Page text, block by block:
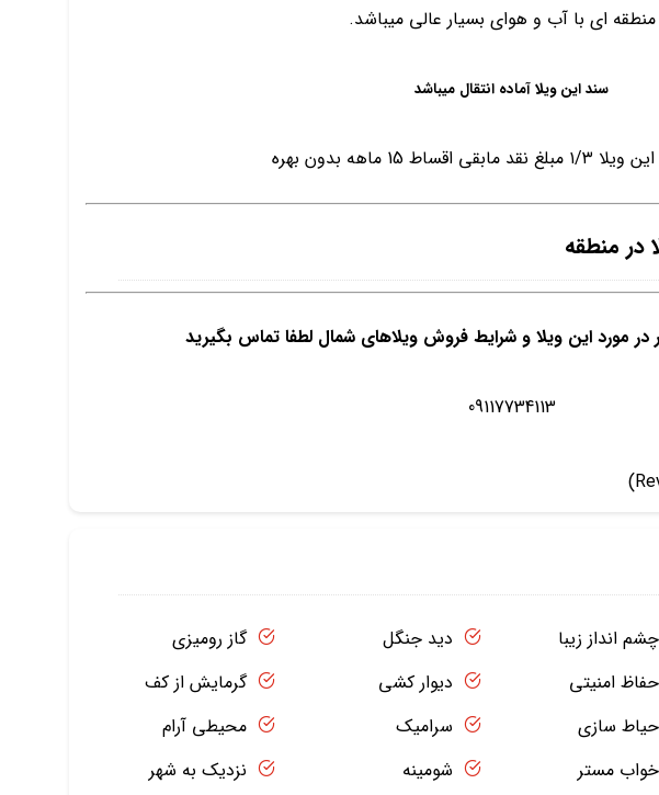
منطقه ای با آب و هوای بسیار عالی میباشد.
سند این ویلا آماده انتقال میباشد
15 ماهه بدون بهره
در منطقه
مورد این ویلا و شرایط فروش ویلاهای شمال لطفا تماس بگیرید
09117734113
چشم انداز زیبا
حفاظ امنیتی
حیاط سازی
خواب مستر
دید جنگل
دیوار کشی
سرامیک
شومینه
گاز رومیزی
گرمایش از کف
محیطی آرام
نزدیک به شهر